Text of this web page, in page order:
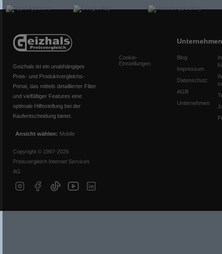
Geizhals ist ein unabhängiges
Preis- und Produktvergleichs-
Portal, das mittels detaillierter Filter
und vielfältiger Features eine
optimale Hilfestellung bei der
Kaufentscheidung bietet.
Ansicht wählen: Mobile
Copyright © 1997-2026
Preisvergleich Internet Services
AG
Cookie-
Einstellungen
Unternehmen
Blog
Impressum
Datenschutz
AGB
Unternehmen